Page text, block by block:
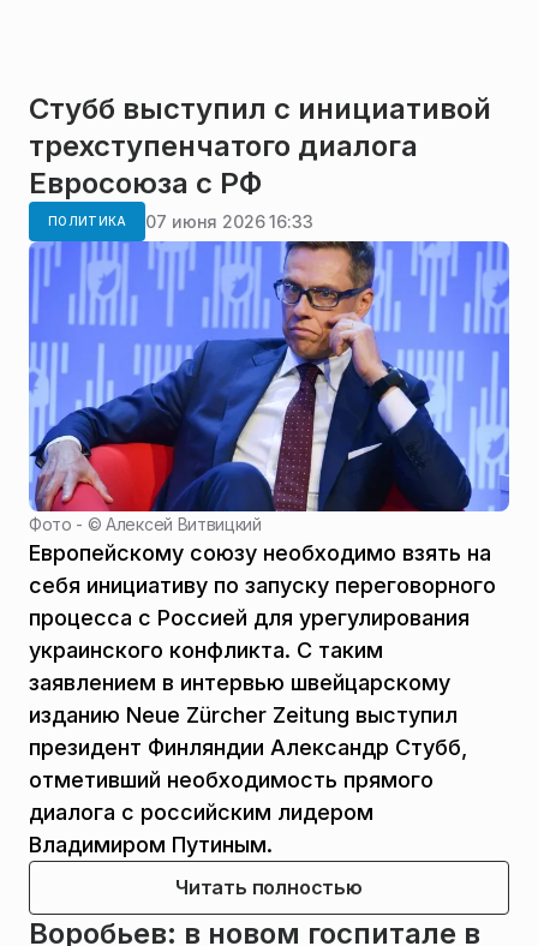
Стубб выступил с инициативой
трехступенчатого диалога
Евросоюза с РФ
ПОЛИТИКА 07 июня 2026 16:33
Фото - ©Алексей Витвицкий
Европейскому союзу необходимо взять на
себя инициативу по запуску переговорного
процесса с Россией для урегулирования
украинского конфликта. С таким
заявлением в интервью швейцарскому
изданию Neue Zürcher Zeitung выступил
президент Финляндии Александр Стубб,
отметивший необходимость прямого
диалога с российским лидером
Владимиром Путиным.
Читать полностью
Воробьев: в новом госпитале в